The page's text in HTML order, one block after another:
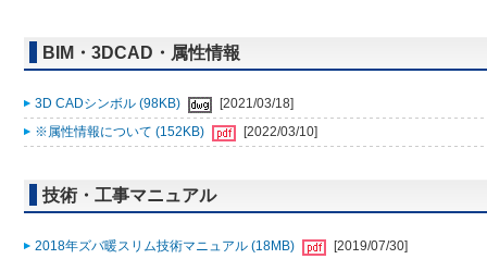
BIM・3DCAD・属性情報
3D CADシンボル (98KB)
[2021/03/18]
※属性情報について (152KB)
[2022/03/10]
技術・工事マニュアル
2018年ズバ暖スリム技術マニュアル (18MB) [2019/07/30]